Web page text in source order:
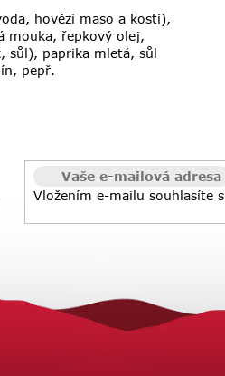
hovězí maso a kosti),
mouka, řepkový olej,
sůl), paprika mletá, sůl
pepř.
Vložením e-mailu souhlasíte s